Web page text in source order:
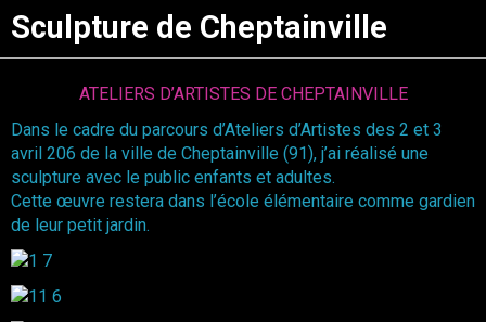
Sculpture de Cheptainville
ATELIERS D’ARTISTES DE CHEPTAINVILLE
Dans le cadre du parcours d’Ateliers d’Artistes des 2 et 3
avril 206 de la ville de Cheptainville (91), j’ai réalisé une
sculpture avec le public enfants et adultes.
Cette œuvre restera dans l’école élémentaire comme gardien
de leur petit jardin.